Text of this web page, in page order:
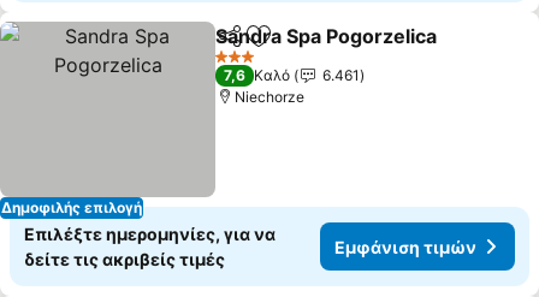
Δημοφιλής επιλογή
Κοινοποίηση
Προσθήκη στα αγαπημένα
Sandra Spa Pogorzelica
3 Αστέρια
7,6 Καλό
6.461
Niechorze
Επιλέξτε ημερομηνίες, για να
δείτε τις ακριβείς τιμές
Εμφάνιση τιμών